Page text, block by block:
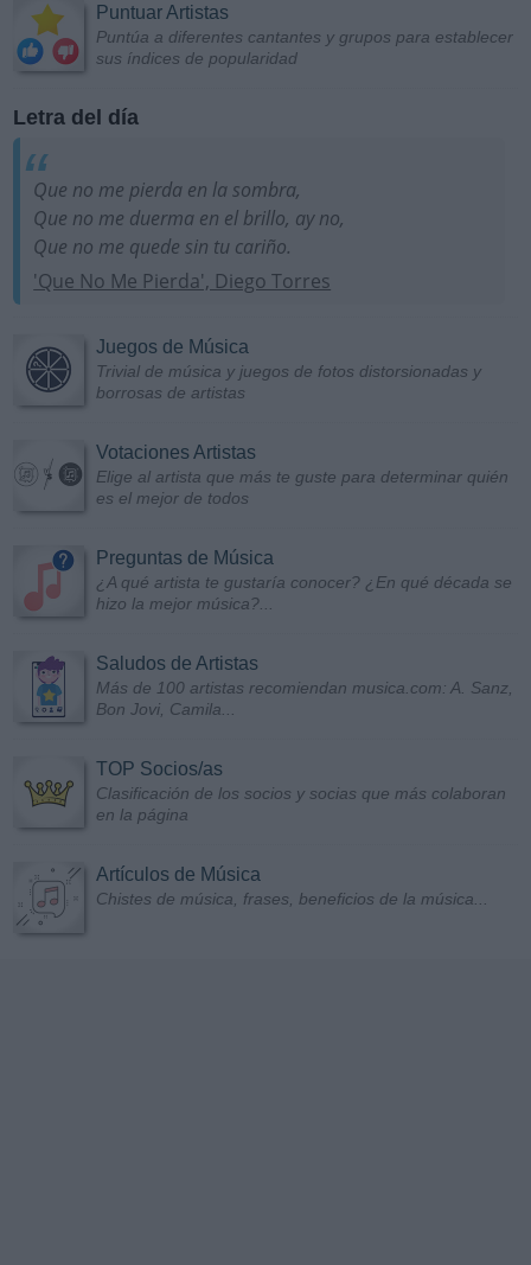
Puntuar Artistas
Puntúa a diferentes cantantes y grupos para establecer
sus índices de popularidad
Letra del día
Que no me pierda en la sombra,
Que no me duerma en el brillo, ay no,
Que no me quede sin tu cariño.
'Que No Me Pierda', Diego Torres
Juegos de Música
Trivial de música y juegos de fotos distorsionadas y
borrosas de artistas
Votaciones Artistas
Elige al artista que más te guste para determinar quién
es el mejor de todos
Preguntas de Música
¿A qué artista te gustaría conocer? ¿En qué década se
hizo la mejor música?...
Saludos de Artistas
Más de 100 artistas recomiendan musica.com: A. Sanz,
Bon Jovi, Camila...
TOP Socios/as
Clasificación de los socios y socias que más colaboran
en la página
Artículos de Música
Chistes de música, frases, beneficios de la música...